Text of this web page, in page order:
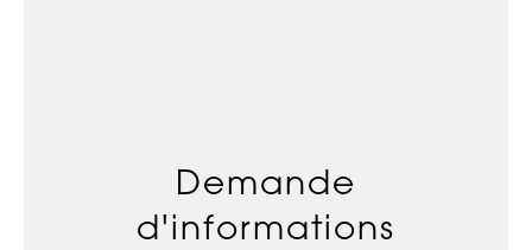
Demande
d'informations